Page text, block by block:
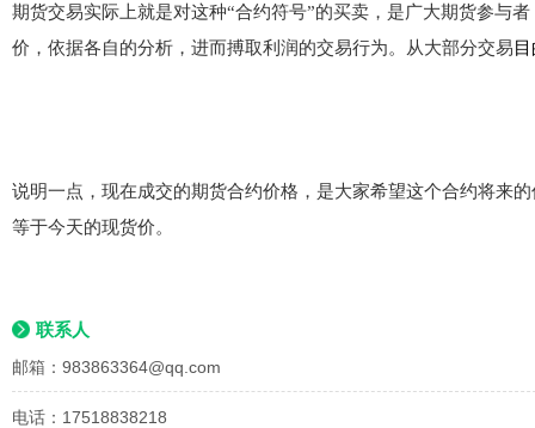
期货交易实际上就是对这种“合约符号”的买卖，是广大期货参与
价，依据各自的分析，进而搏取利润的交易行为。从大部分交易
说明一点，现在成交的期货合约价格，是大家希望这个合约将来
等于今天的现货价。
联系人
邮箱： 983863364@qq.com
电话：17518838218